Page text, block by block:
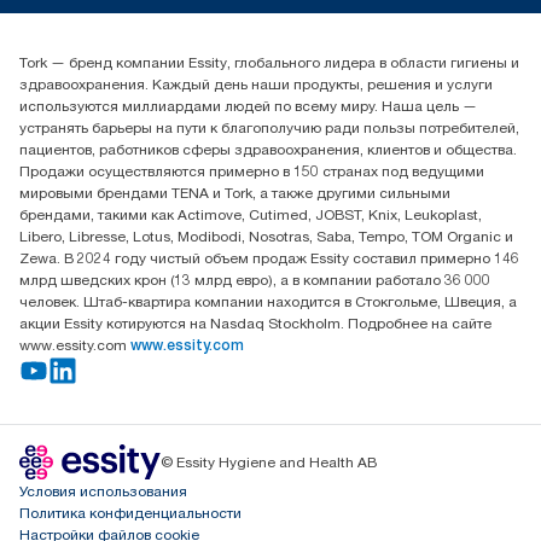
(+7) 777 779 0095
Контакты на рынках СНГ
ООО «Эссити», Представительство в Казахстане Пр.
Достык, 210, 2 блок, 3 этаж,
офис №32 050051, г.
Алматы, Казахстан
Tork — бренд компании Essity, глобального лидера в области гигиены и
здравоохранения. Каждый день наши продукты, решения и услуги
используются миллиардами людей по всему миру. Наша цель —
устранять барьеры на пути к благополучию ради пользы потребителей,
пациентов, работников сферы здравоохранения, клиентов и общества.
Продажи осуществляются примерно в 150 странах под ведущими
мировыми брендами TENA и Tork, а также другими сильными
брендами, такими как Actimove, Cutimed, JOBST, Knix, Leukoplast,
Libero, Libresse, Lotus, Modibodi, Nosotras, Saba, Tempo, TOM Organic и
Zewa. В 2024 году чистый объем продаж Essity составил примерно 146
млрд шведских крон (13 млрд евро), а в компании работало 36 000
человек. Штаб-квартира компании находится в Стокгольме, Швеция, а
акции Essity котируются на Nasdaq Stockholm. Подробнее на сайте
www.essity.com www.essity.com
© Essity Hygiene and Health AB
Условия использования
Политика конфиденциальности
Настройки файлов cookie